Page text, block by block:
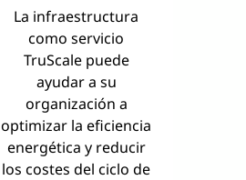
La infraestructura
como servicio
TruScale puede
ayudar a su
organización a
optimizar la eficiencia
energética y reducir
los costes del ciclo de